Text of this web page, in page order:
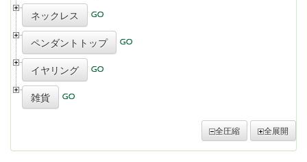
ネックレス
ペンダントトップ
イヤリング
雑貨
全圧縮 全展開